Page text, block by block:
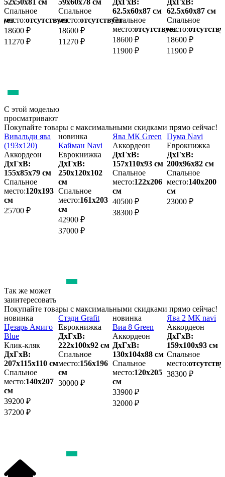
Спальное
место:отсутствует
18600 ₽
11270 ₽
Спальное
место:отсутствует
18600 ₽
11270 ₽
62.5х60x87 см
Спальное
место:отсутствует
18600 ₽
11900 ₽
62.5х60x87 см
Спальное
место:
18600 ₽
11900 ₽
С этой моделью
просматривают
Покупайте товары с максимальными скидками прямо сейчас!
Вивальди ява
(193х120)
Аккордеон
ДхГхВ:
155х85x79 см
Спальное
место:120х193
см
25700 ₽
новинка
Кайман Navi
Еврокнижка
ДхГхВ:
250х120x102
см
Спальное
место:161х203
см
42900 ₽
37000 ₽
Ява МК Green
Аккордеон
ДхГхВ:
157х110x93 см
Спальное
место:122х206
см
40500 ₽
38300 ₽
Пума Navi
Еврокнижка
ДхГхВ:
200х96x82 см
Спальное
место:140х200
см
23000 ₽
Так же может
заинтересовать
Покупайте товары с максимальными скидками прямо сейчас!
новинка
Цезарь Амиго
Blue
Клик-кляк
ДхГхВ:
207х115x110 см
Спальное
место:140х207
см
39200 ₽
37200 ₽
Стэди Grafit
Еврокнижка
ДхГхВ:
222х100x92 см
Спальное
место:156х196
см
30000 ₽
новинка
Виа 8 Green
Аккордеон
ДхГхВ:
130х104x88 см
Спальное
место:120х205
см
33900 ₽
32000 ₽
Ява 2 МК navi
Аккордеон
ДхГхВ:
159х100x93 см
Спальное
место:
38300 ₽